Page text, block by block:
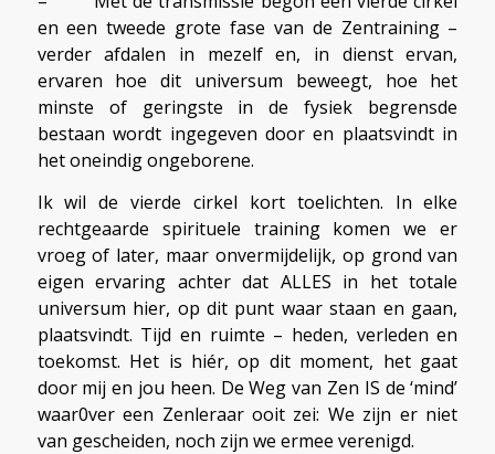
en een tweede grote fase van de Zentraining –
verder afdalen in mezelf en, in dienst ervan,
ervaren hoe dit universum beweegt, hoe het
minste of geringste in de fysiek begrensde
bestaan wordt ingegeven door en plaatsvindt in
het oneindig ongeborene.
Ik wil de vierde cirkel kort toelichten. In elke
rechtgeaarde spirituele training komen we er
vroeg of later, maar onvermijdelijk, op grond van
eigen ervaring achter dat ALLES in het totale
universum hier, op dit punt waar staan en gaan,
plaatsvindt. Tijd en ruimte – heden, verleden en
toekomst. Het is hiér, op dit moment, het gaat
door mij en jou heen. De Weg van Zen IS de ‘mind’
waar0ver een Zenleraar ooit zei: We zijn er niet
van gescheiden, noch zijn we ermee verenigd.